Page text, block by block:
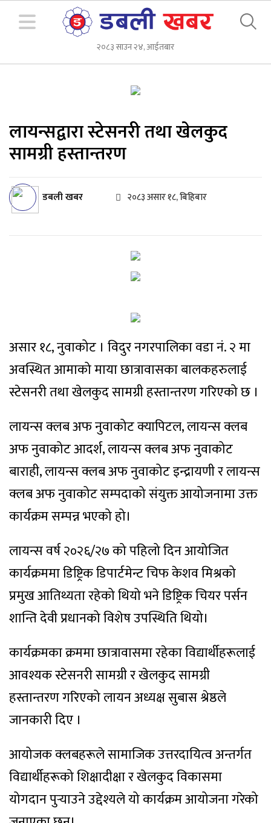
२०८३ साउन २४, आईतबार
लायन्सद्वारा स्टेसनरी तथा खेलकुद
सामग्री हस्तान्तरण
डबली खबर २०८३ असार १८, बिहिबार
असार १८, नुवाकोट । विदुर नगरपालिका वडा नं. २ मा
अवस्थित आमाको माया छात्रावासका बालकहरुलाई
स्टेसनरी तथा खेलकुद सामग्री हस्तान्तरण गरिएको छ ।
लायन्स क्लब अफ नुवाकोट क्यापिटल, लायन्स क्लब
अफ नुवाकोट आदर्श, लायन्स क्लब अफ नुवाकोट
बाराही, लायन्स क्लब अफ नुवाकोट इन्द्रायणी र लायन्स
क्लब अफ नुवाकोट सम्पदाको संयुक्त आयोजनामा उक्त
कार्यक्रम सम्पन्न भएको हो।
लायन्स वर्ष २०२६/२७ को पहिलो दिन आयोजित
कार्यक्रममा डिष्ट्रिक डिपार्टमेन्ट चिफ केशव मिश्रको
प्रमुख आतिथ्यता रहेको थियो भने डिष्ट्रिक चियर पर्सन
शान्ति देवी प्रधानको विशेष उपस्थिति थियो।
कार्यक्रमका क्रममा छात्रावासमा रहेका विद्यार्थीहरूलाई
आवश्यक स्टेसनरी सामग्री र खेलकुद सामग्री
हस्तान्तरण गरिएको लायन अध्यक्ष सुबास श्रेष्ठले
जानकारी दिए ।
आयोजक क्लबहरूले सामाजिक उत्तरदायित्व अन्तर्गत
विद्यार्थीहरूको शिक्षादीक्षा र खेलकुद विकासमा
योगदान पुर्‍याउने उद्देश्यले यो कार्यक्रम आयोजना गरेको